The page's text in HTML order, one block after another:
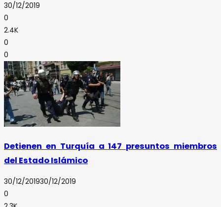
30/12/2019
0
2.4K
0
0
Detienen en Turquía a 147 presuntos miembros
del Estado Islámico
30/12/201930/12/2019
0